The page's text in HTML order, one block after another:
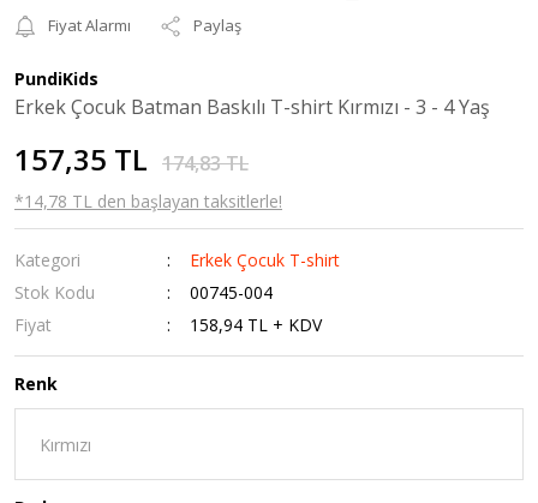
Fiyat Alarmı
Paylaş
PundiKids
Erkek Çocuk Batman Baskılı T-shirt Kırmızı - 3 - 4 Yaş
157,35 TL 174,83 TL
*14,78 TL den başlayan taksitlerle!
Kategori
Erkek Çocuk T-shirt
Stok Kodu
00745-004
Fiyat
158,94 TL + KDV
Renk